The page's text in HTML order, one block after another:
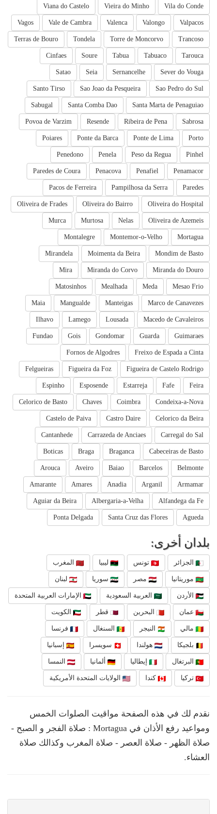
Vila do Conde
Vieira do Minho
Viana do Castelo
Valpacos
Valongo
Valenca
Vale de Cambra
Vagos
Trancoso
Torre de Moncorvo
Tondela
Terras de Bouro
Tarouca
Tabuaco
Tabua
Soure
Cinfaes
Sever do Vouga
Sernancelhe
Seia
Satao
Sao Pedro do Sul
Sao Joao da Pesqueira
Santo Tirso
Santa Marta de Penaguiao
Santa Comba Dao
Sabugal
Sabrosa
Ribeira de Pena
Resende
Povoa de Varzim
Porto
Ponte de Lima
Ponte da Barca
Poiares
Pinhel
Peso da Regua
Penela
Penedono
Penamacor
Penafiel
Penacova
Paredes de Coura
Paredes
Pampilhosa da Serra
Pacos de Ferreira
Oliveira do Hospital
Oliveira do Bairro
Oliveira de Frades
Oliveira de Azemeis
Nelas
Murtosa
Murca
Mortagua
Montemor-o-Velho
Montalegre
Mondim de Basto
Moimenta da Beira
Mirandela
Miranda do Douro
Miranda do Corvo
Mira
Mesao Frio
Meda
Mealhada
Matosinhos
Marco de Canavezes
Manteigas
Mangualde
Maia
Macedo de Cavaleiros
Lousada
Lamego
Ilhavo
Guimaraes
Guarda
Gondomar
Gois
Fundao
Freixo de Espada a Cinta
Fornos de Algodres
Figueira de Castelo Rodrigo
Figueira da Foz
Felgueiras
Feira
Fafe
Estarreja
Esposende
Espinho
Condeixa-a-Nova
Coimbra
Chaves
Celorico de Basto
Celorico da Beira
Castro Daire
Castelo de Paiva
Carregal do Sal
Carrazeda de Anciaes
Cantanhede
Cabeceiras de Basto
Braganca
Braga
Boticas
Belmonte
Barcelos
Baiao
Aveiro
Arouca
Armamar
Arganil
Anadia
Amares
Amarante
Alfandega da Fe
Albergaria-a-Velha
Aguiar da Beira
Agueda
Santa Cruz das Flores
Ponta Delgada
بلدان أخرى:
الجزائر تونس ليبيا المغرب
موريتانيا مصر سوريا لبنان
الأردن العربية السعودية الإمارات العربية المتحدة
عمان البحرين قطر الكويت
مالي النيجر السنغال فرنسا
بلجيكا هولندا سويسرا إسبانيا
البرتغال إيطاليا ألمانيا النمسا
تركيا كندا الولايات المتحدة الأمريكية
نقدم لك في هذه الصفحة مواقيت الصلوات الخمس
ومواعيد رفع الأذان في Mortagua : صلاة الفجر و الصبح -
صلاة الظهر - صلاة العصر - صلاة المغرب وكذالك صلاة
العشاء.